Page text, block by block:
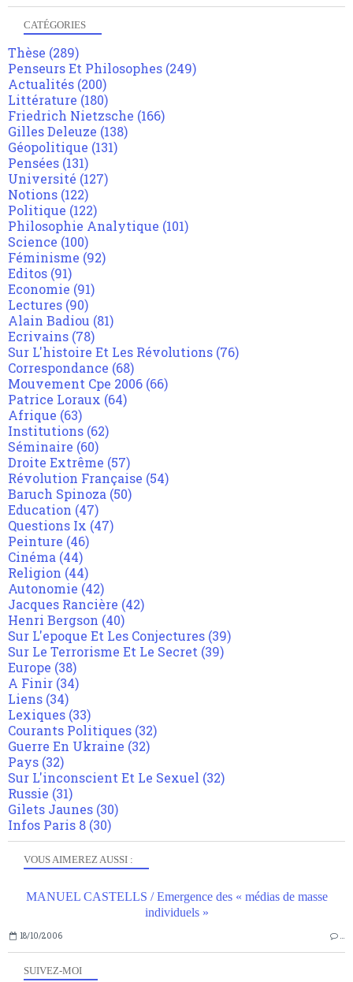
SUIVEZ-MOI
VOUS AIMEREZ AUSSI :
MANUEL CASTELLS / Emergence des « médias de masse
individuels »
18/10/2006 …
CATÉGORIES
Thèse (289)
Penseurs Et Philosophes (249)
Actualités (200)
Littérature (180)
Friedrich Nietzsche (166)
Gilles Deleuze (138)
Géopolitique (131)
Pensées (131)
Université (127)
Notions (122)
Politique (122)
Philosophie Analytique (101)
Science (100)
Féminisme (92)
Editos (91)
Economie (91)
Lectures (90)
Alain Badiou (81)
Ecrivains (78)
Sur L'histoire Et Les Révolutions (76)
Correspondance (68)
Mouvement Cpe 2006 (66)
Patrice Loraux (64)
Afrique (63)
Institutions (62)
Séminaire (60)
Droite Extrême (57)
Révolution Française (54)
Baruch Spinoza (50)
Education (47)
Questions Ix (47)
Peinture (46)
Cinéma (44)
Religion (44)
Autonomie (42)
Jacques Rancière (42)
Henri Bergson (40)
Sur L'epoque Et Les Conjectures (39)
Sur Le Terrorisme Et Le Secret (39)
Europe (38)
A Finir (34)
Liens (34)
Lexiques (33)
Courants Politiques (32)
Guerre En Ukraine (32)
Pays (32)
Sur L'inconscient Et Le Sexuel (32)
Russie (31)
Gilets Jaunes (30)
Infos Paris 8 (30)